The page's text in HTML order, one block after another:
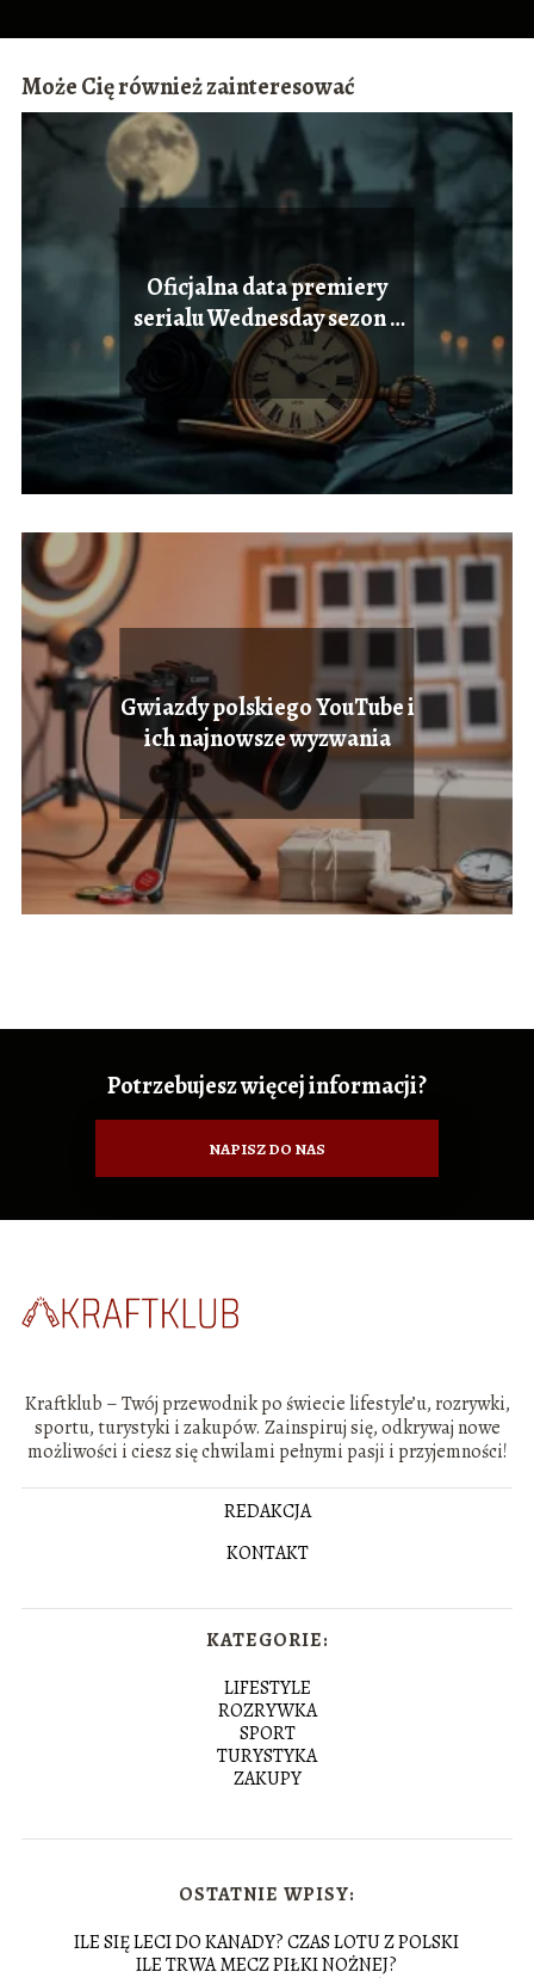
Może Cię również zainteresować
Oficjalna data premiery
serialu Wednesday sezon 2
na Netflix
Gwiazdy polskiego YouTube i
ich najnowsze wyzwania
Potrzebujesz więcej informacji?
NAPISZ DO NAS
Kraftklub – Twój przewodnik po świecie lifestyle’u, rozrywki,
sportu, turystyki i zakupów. Zainspiruj się, odkrywaj nowe
możliwości i ciesz się chwilami pełnymi pasji i przyjemności!
REDAKCJA
KONTAKT
KATEGORIE:
LIFESTYLE
ROZRYWKA
SPORT
TURYSTYKA
ZAKUPY
OSTATNIE WPISY:
ILE SIĘ LECI DO KANADY? CZAS LOTU Z POLSKI
ILE TRWA MECZ PIŁKI NOŻNEJ?